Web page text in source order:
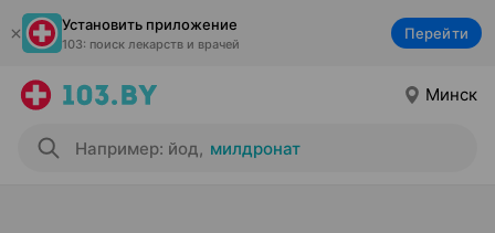
Установить приложение
103: поиск лекарств и врачей
Перейти
Минск
Например: йод, милдронат